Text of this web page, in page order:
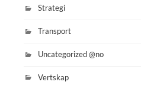
Strategi
Transport
Uncategorized @no
Vertskap